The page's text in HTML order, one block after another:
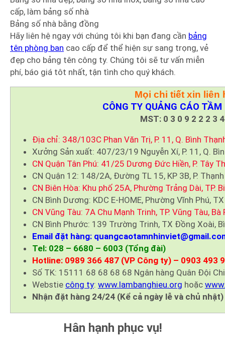
cấp, làm bảng số nhà
Bảng số nhà bằng đồng
Hãy liên hệ ngay với chúng tôi khi bạn đang cần bảng
tên phòng ban cao cấp để thể hiện sự sang trọng, vẻ
đẹp cho bảng tên công ty. Chúng tôi sẽ tư vấn miễn
phí, báo giá tôt nhất, tận tình cho quý khách.
Mọi chi tiết xin liên
CÔNG TY QUẢNG CÁO
MST: 0 3 0 9 2 2 2 3
Địa chỉ: 348/103C Phan Văn Trị, P. 11, Q. Bình
Xưởng Sản xuất: 407/23/19 Nguyễn Xí, P. 11, Q.
CN Quận Tân Phú: 41/25 Dương Đức Hiền, P. Tây
CN Quận 12: 148/2A, Đường TL 15, KP 3B, P.
CN Biên Hòa: Khu phố 25A, Phường Trảng Dài, TP.
CN Bình Dương: KDC E-HOME, Phường Vĩnh Phú,
CN Vũng Tàu: 7A Chu Mạnh Trinh, TP. Vũng Tàu, Bà
CN Bình Phước: 139 Trường Trinh, TX Đồng Xoài,
Email đặt hàng:
Tel: 028 – 6680 – 6003 (Tổng đài)
Hotline: 0989 366 487 (VP Công ty) – 0903 493
Số TK: 15111 68 68 68 68 Ngân hàng Quân Đội
Webstie công ty: www.lambanghieu.org hoặc
Nhận đặt hàng 24/24 (Kể cả ngày lễ và chủ nhật)
Hân hạnh phục vụ!